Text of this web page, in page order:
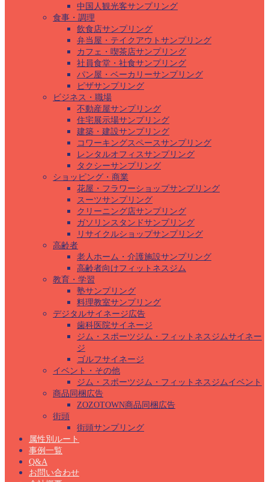
中国人観光客サンプリング
食事・調理
飲食店サンプリング
弁当屋・テイクアウトサンプリング
カフェ・喫茶店サンプリング
社員食堂・社食サンプリング
パン屋・ベーカリーサンプリング
ピザサンプリング
ビジネス・職場
不動産屋サンプリング
住宅展示場サンプリング
建築・建設サンプリング
コワーキングスペースサンプリング
レンタルオフィスサンプリング
タクシーサンプリング
ショッピング・商業
花屋・フラワーショップサンプリング
スーツサンプリング
クリーニング店サンプリング
ガソリンスタンドサンプリング
リサイクルショップサンプリング
高齢者
老人ホーム・介護施設サンプリング
高齢者向けフィットネスジム
教育・学習
塾サンプリング
料理教室サンプリング
デジタルサイネージ広告
歯科医院サイネージ
ジム・スポーツジム・フィットネスジムサイネー
ジ
ゴルフサイネージ
イベント・その他
ジム・スポーツジム・フィットネスジムイベント
商品同梱広告
ZOZOTOWN商品同梱広告
街頭
街頭サンプリング
属性別ルート
事例一覧
Q&A
お問い合わせ